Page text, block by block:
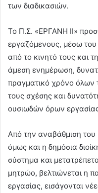
των διαδικασιών.
Το Π.Σ. «ΕΡΓΑΝΗ ΙΙ»
εργαζόμενους, μέσω
από το κινητό τους και
άμεση ενημέρωση,
πραγματικό χρόνο όλων
τους σχέσης και
ουσιωδών όρων
Από την αναβάθμιση
όμως και η δημόσια
σύστημα και
μητρώο, βελτιώνεται η
εργασίας, εισάγονται